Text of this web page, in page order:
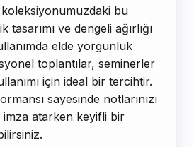
bu
tasarımı ve dengeli ağırlığı
elde yorgunluk
toplantılar, seminerler
için ideal bir tercihtir.
sayesinde notlarınızı
imza atarken keyifli bir